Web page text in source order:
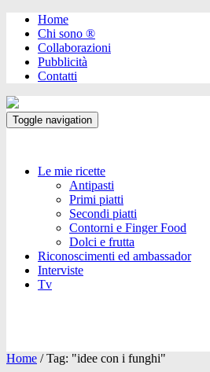
Home
Chi sono ®️
Collaborazioni
Pubblicità
Contatti
Toggle navigation
Le mie ricette
Antipasti
Primi piatti
Secondi piatti
Contorni e Finger Food
Dolci e frutta
Riconoscimenti ed ambassador
Interviste
Tv
Home /Tag: "idee con i funghi"